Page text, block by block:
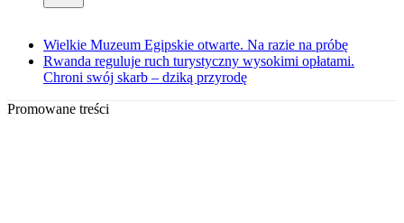
Wielkie Muzeum Egipskie otwarte. Na razie na próbę
Rwanda reguluje ruch turystyczny wysokimi opłatami.
Chroni swój skarb – dziką przyrodę
Promowane treści